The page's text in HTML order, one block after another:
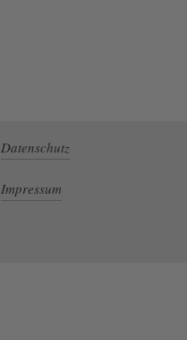
Datenschutz
Impressum